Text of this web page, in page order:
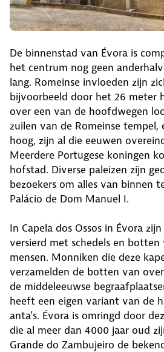
De binnenstad van Évora is
het centrum nog geen
lang. Romeinse invloeden zijn
bijvoorbeeld door het 26 meter
over een van de hoofdwegen
zuilen van de Romeinse tempel,
hoog, zijn al die eeuwen
Meerdere Portugese koningen
hofstad. Diverse paleizen zijn
bezoekers om alles van binnen
Palácio de Dom Manuel I.
In Capela dos Ossos in Évora
versierd met schedels en botten
mensen. Monniken die deze
verzamelden de botten van
de middeleeuwse
heeft een eigen variant van de
anta’s. Évora is omringd door
die al meer dan 4000 jaar oud
Grande do Zambujeiro de